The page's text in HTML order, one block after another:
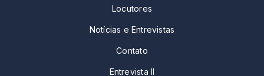
Locutores
Notícias e Entrevistas
Contato
Entrevista II